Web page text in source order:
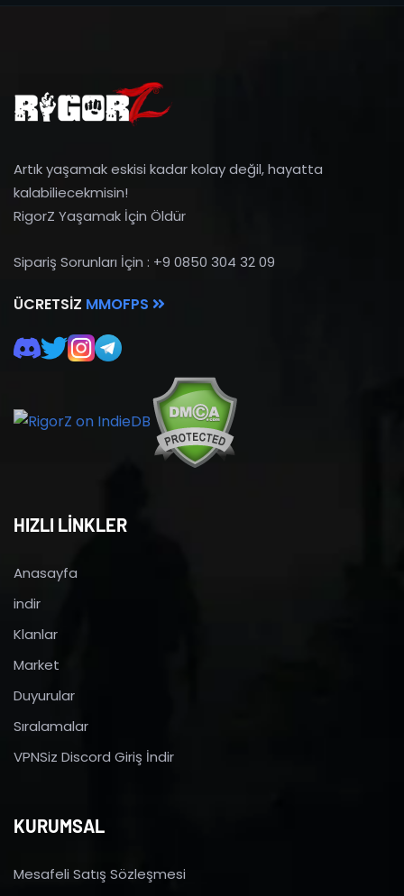
Artık yaşamak eskisi kadar kolay değil, hayatta
kalabiliecekmisin!
RigorZ Yaşamak İçin Öldür
Sipariş Sorunları İçin : +9 0850 304 32 09
ÜCRETSIZ MMOFPS
HIZLI LİNKLER
Anasayfa
indir
Klanlar
Market
Duyurular
Sıralamalar
VPNSiz Discord Giriş İndir
KURUMSAL
Mesafeli Satış Sözleşmesi